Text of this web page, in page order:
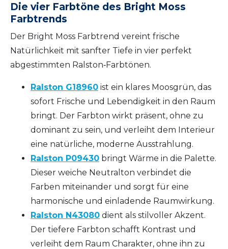
Die vier Farbtöne des Bright Moss
Farbtrends
Der Bright Moss Farbtrend vereint frische
Natürlichkeit mit sanfter Tiefe in vier perfekt
abgestimmten Ralston‑Farbtönen.
Ralston G18960 ist ein klares Moosgrün, das
sofort Frische und Lebendigkeit in den Raum
bringt. Der Farbton wirkt präsent, ohne zu
dominant zu sein, und verleiht dem Interieur
eine natürliche, moderne Ausstrahlung.
Ralston P09430 bringt Wärme in die Palette.
Dieser weiche Neutralton verbindet die
Farben miteinander und sorgt für eine
harmonische und einladende Raumwirkung.
Ralston N43080 dient als stilvoller Akzent.
Der tiefere Farbton schafft Kontrast und
verleiht dem Raum Charakter, ohne ihn zu